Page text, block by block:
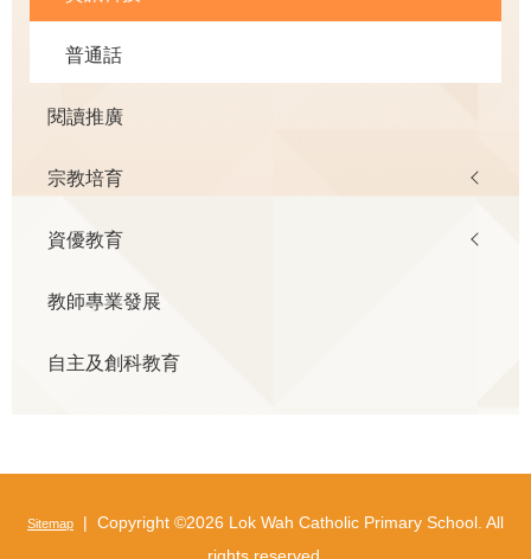
普通話
閱讀推廣
宗教培育
資優教育
教師專業發展
自主及創科教育
Sitemap | Copyright ©2026 Lok Wah Catholic Primary School. All